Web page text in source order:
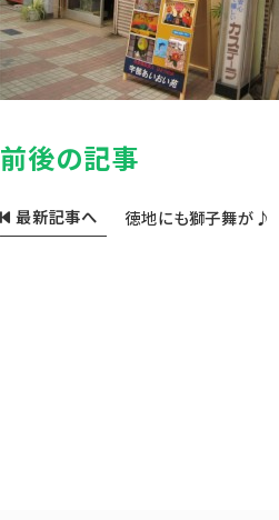
前後の記事
最新記事へ 徳地にも獅子舞が♪